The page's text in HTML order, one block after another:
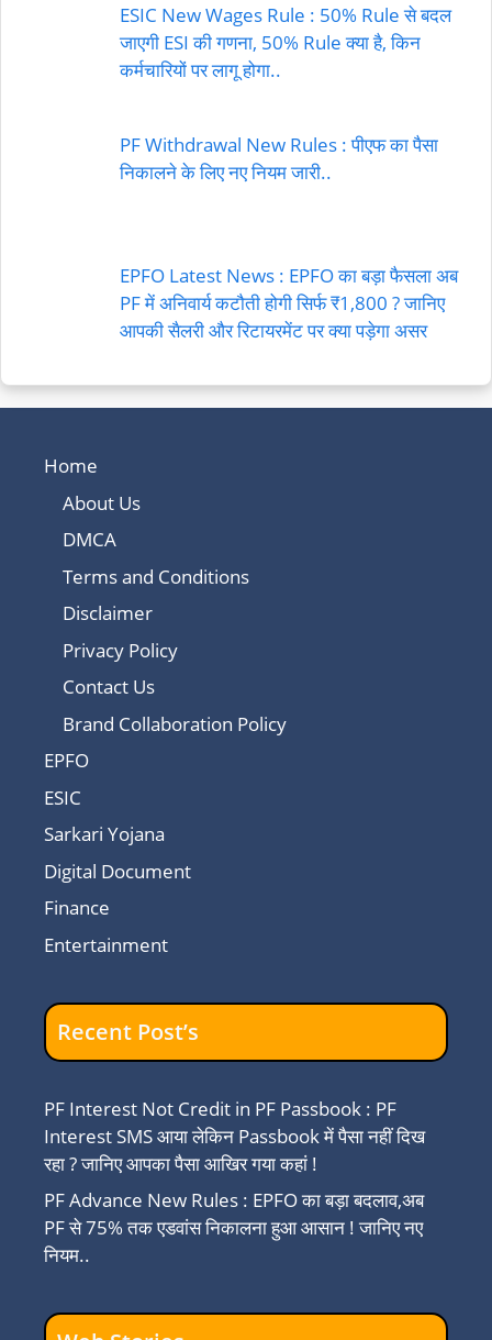
ESIC New Wages Rule : 50% Rule से बदल
जाएगी ESI की गणना, 50% Rule क्या है, किन
कर्मचारियों पर लागू होगा..
PF Withdrawal New Rules : पीएफ का पैसा
निकालने के लिए नए नियम जारी..
EPFO Latest News : EPFO का बड़ा फैसला अब
PF में अनिवार्य कटौती होगी सिर्फ ₹1,800 ? जानिए
आपकी सैलरी और रिटायरमेंट पर क्या पड़ेगा असर
Home
About Us
DMCA
Terms and Conditions
Disclaimer
Privacy Policy
Contact Us
Brand Collaboration Policy
EPFO
ESIC
Sarkari Yojana
Digital Document
Finance
Entertainment
Recent Post’s
PF Interest Not Credit in PF Passbook : PF
Interest SMS आया लेकिन Passbook में पैसा नहीं दिख
रहा ? जानिए आपका पैसा आखिर गया कहां !
PF Advance New Rules : EPFO का बड़ा बदलाव,अब
PF से 75% तक एडवांस निकालना हुआ आसान ! जानिए नए
नियम..